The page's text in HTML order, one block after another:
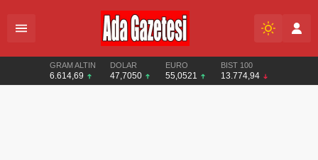
GRAM ALTIN
6.614,69
DOLAR
47,7050
EURO
55,0521
BIST 100
13.774,94